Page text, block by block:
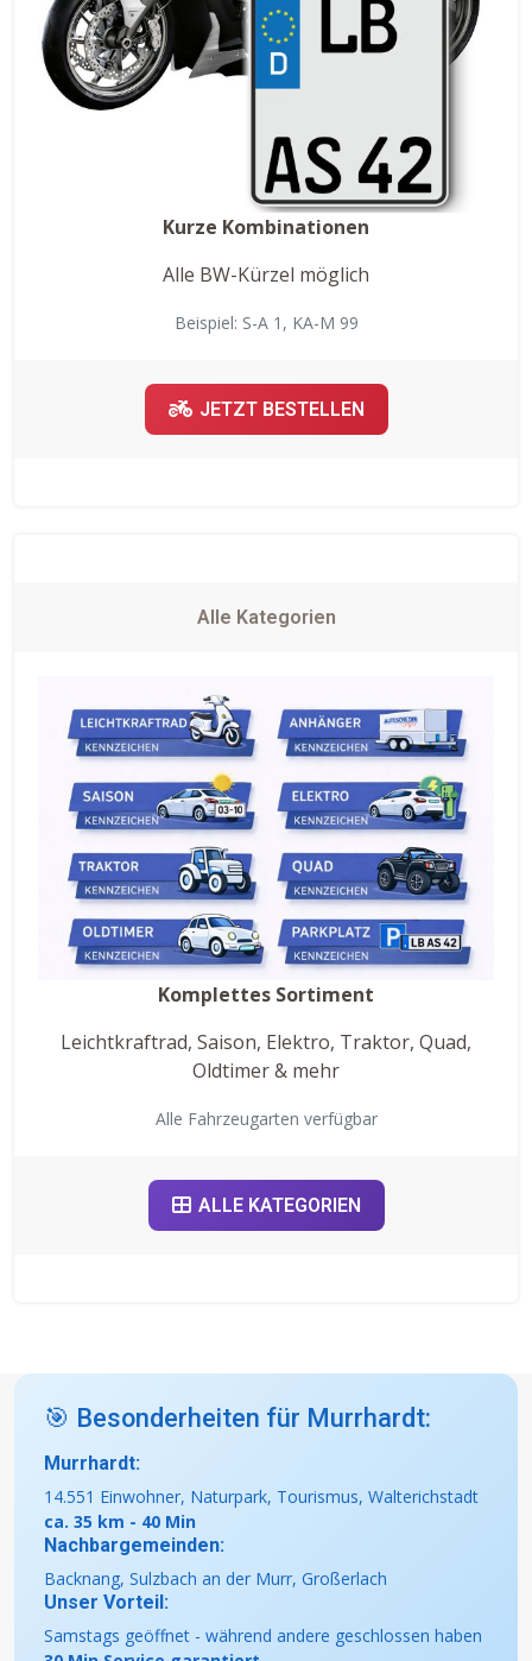
Kurze Kombinationen
Alle BW-Kürzel möglich
Beispiel: S-A 1, KA-M 99
JETZT BESTELLEN
Alle Kategorien
Komplettes Sortiment
Leichtkraftrad, Saison, Elektro, Traktor, Quad,
Oldtimer & mehr
Alle Fahrzeugarten verfügbar
ALLE KATEGORIEN
🎯 Besonderheiten für Murrhardt:
Murrhardt:
14.551 Einwohner, Naturpark, Tourismus, Walterichstadt
ca. 35 km - 40 Min
Nachbargemeinden:
Backnang, Sulzbach an der Murr, Großerlach
Unser Vorteil:
Samstags geöffnet - während andere geschlossen haben